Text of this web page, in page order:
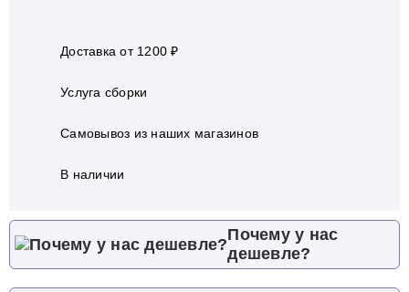
Доставка от 1200 ₽
Услуга сборки
Самовывоз из наших магазинов
В наличии
Почему у нас
дешевле?